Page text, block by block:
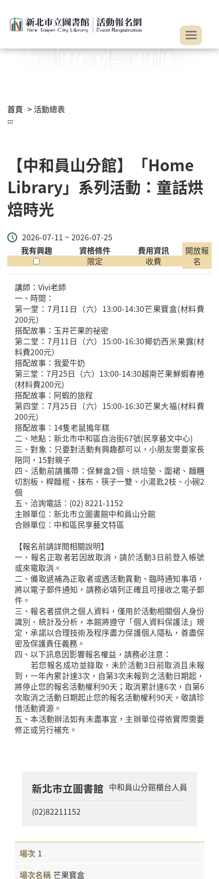
首頁 > 活動總表
:::
【中和員山分館】「Home
Library」系列活動：童話烘
焙時光
2026-07-11 ~ 2026-07-25
我有興趣
資格條件
限定
費用資訊
收費
開放報
名
講師：Vivi老師
一、時間：
第一堂：7月11日（六）13:00-14:30芒果寶盒(材料費
200元）
搭配故事：玉井芒果的祕密
第二堂：7月11日（六）15:00-16:30椰奶西米果露(材
料費200元）
搭配故事：我愛牛奶
第三堂：7月25日（六）13:00-14:30越南芒果鮮蝦春捲
(材料費200元)
搭配故事：阿蝦的旅程
第四堂：7月25日（六）15:00-16:30芒果大福(材料費
200元)
搭配故事：14隻老鼠搗年糕
二、地點：新北市中和區自治街67號(民享藝文中心)
三、對象：只要對活動有興趣都可以，小朋友需要家長
陪同，15對親子
四、活動前請攜帶：保鮮盒2個、烘培墊、圍裙、麵糰
切割板、桿麵棍、抹布、筷子一雙、小湯匙2枝、小碗2
個
五、洽詢電話：(02) 8221-1152
主辦單位：新北市立圖書館中和員山分館
合辦單位：中和區民享藝文特區
【報名前請詳閱相關說明】
一、報名正取者若因故取消，請於活動3日前登入帳號
或來電取消。
二、備取遞補為正取者或遇活動異動、臨時通知事項，
將以電子郵件通知，請務必填列正確且可接收之電子郵
件。
三、報名者提供之個人資料，僅用於活動相關個人身份
識別、統計及分析，本館將遵守「個人資料保護法」規
定，承諾以合理技術及程序盡力保護個人隱私，善盡保
密及保護責任義務。
四、以下訊息因影響報名權益，請務必注意：
若您報名成功並錄取，未於活動3日前取消且未報
到，一年內累計達3次，自第3次未報到之活動日期起，
將停止您的報名活動權利90天；取消累計達6次，自第6
次取消之活動日期起止您的報名活動權利90天，敬請珍
惜活動資源。
五、本活動辦法如有未盡事宜，主辦單位得依實際需要
修正或另行補充。
新北市立圖書館 中和員山分館櫃台人員
(02)82211152
1
芒果寶盒